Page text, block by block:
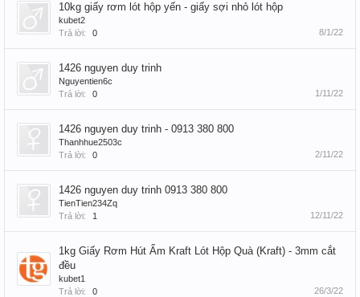
10kg giấy rơm lót hộp yến - giấy sợi nhỏ lót hộp
kubet2
Trả lời:
0 8/1/22
1426 nguyen duy trinh
Nguyentien6c
Trả lời:
0 1/11/22
1426 nguyen duy trinh - 0913 380 800
Thanhhue2503c
Trả lời:
0 2/11/22
1426 nguyen duy trinh 0913 380 800
TienTien234Zq
Trả lời:
1 12/11/22
1kg Giấy Rơm Hút Ẩm Kraft Lót Hộp Quà (Kraft) - 3mm cắt
đều
kubet1
Trả lời:
0 26/3/22